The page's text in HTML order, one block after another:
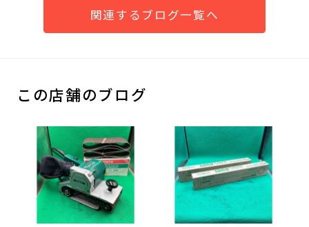
関連するブログ一覧へ
この店舗のブログ